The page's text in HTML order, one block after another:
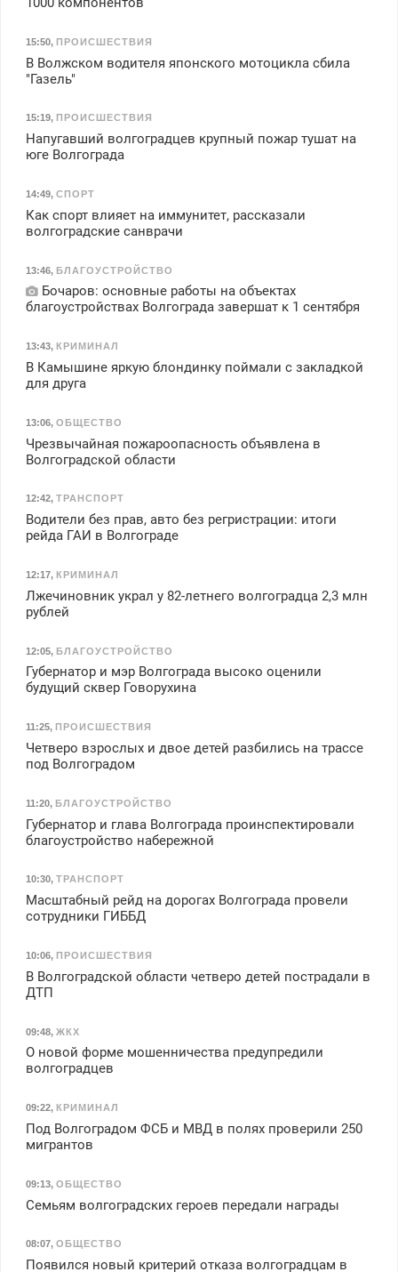
15:50, ПРОИСШЕСТВИЯ
В Волжском водителя японского мотоцикла сбила
"Газель"
15:19, ПРОИСШЕСТВИЯ
Напугавший волгоградцев крупный пожар тушат на
юге Волгограда
14:49, СПОРТ
Как спорт влияет на иммунитет, рассказали
волгоградские санврачи
13:46, БЛАГОУСТРОЙСТВО
Бочаров: основные работы на объектах
благоустройствах Волгограда завершат к 1 сентября
13:43, КРИМИНАЛ
В Камышине яркую блондинку поймали с закладкой
для друга
13:06, ОБЩЕСТВО
Чрезвычайная пожароопасность объявлена в
Волгоградской области
12:42, ТРАНСПОРТ
Водители без прав, авто без регристрации: итоги
рейда ГАИ в Волгограде
12:17, КРИМИНАЛ
Лжечиновник украл у 82-летнего волгоградца 2,3 млн
рублей
12:05, БЛАГОУСТРОЙСТВО
Губернатор и мэр Волгограда высоко оценили
будущий сквер Говорухина
11:25, ПРОИСШЕСТВИЯ
Четверо взрослых и двое детей разбились на трассе
под Волгоградом
11:20, БЛАГОУСТРОЙСТВО
Губернатор и глава Волгограда проинспектировали
благоустройство набережной
10:30, ТРАНСПОРТ
Масштабный рейд на дорогах Волгограда провели
сотрудники ГИББД
10:06, ПРОИСШЕСТВИЯ
В Волгоградской области четверо детей пострадали в
ДТП
09:48, ЖКХ
О новой форме мошенничества предупредили
волгоградцев
09:22, КРИМИНАЛ
Под Волгоградом ФСБ и МВД в полях проверили 250
мигрантов
09:13, ОБЩЕСТВО
Семьям волгоградских героев передали награды
08:07, ОБЩЕСТВО
Появился новый критерий отказа волгоградцам в